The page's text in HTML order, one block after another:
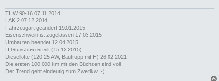
THW 90-16 07.11.2014
LAK 2 07.12.2014
Fahrzeugart geändert 19.01.2015
Eisenschwein ist zugelassen 17.03.2015
Umbauten beendet 12.04.2015
H Gutachten erteilt (15.12.2015)
Diesellotte (120-25 AW, Bautrupp mit H) 26.02.2021
Die ersten 100.000 km mit den Büchsen sind voll
Der Trend geht eindeutig zum Zweitlkw ;-)